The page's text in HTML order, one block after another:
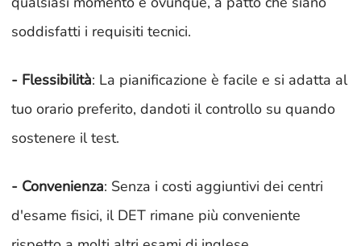
soddisfatti i requisiti tecnici.
- Flessibilità: La pianificazione è facile e si adatta al
tuo orario preferito, dandoti il controllo su quando
sostenere il test.
- Convenienza: Senza i costi aggiuntivi dei centri
d'esame fisici, il DET rimane più conveniente